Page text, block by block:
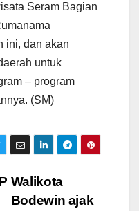
Seram Bagian
ini, dan akan
untuk
– program
(SM)
Walikota
Bodewin ajak